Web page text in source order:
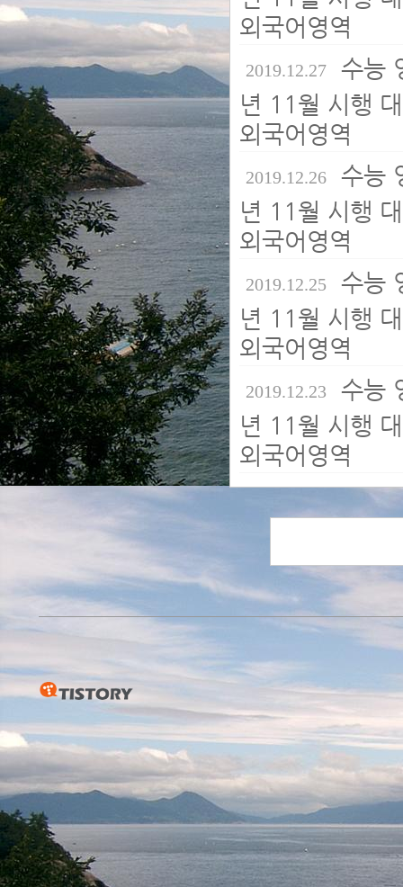
외국어영역
2019.12.27 수능
년 11월 시행
외국어영역
2019.12.26 수능
년 11월 시행
외국어영역
2019.12.25 수능
년 11월 시행
외국어영역
2019.12.23 수능
년 11월 시행
외국어영역